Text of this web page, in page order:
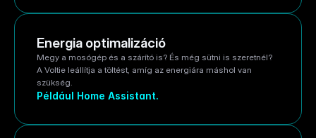
Energia optimalizáció
Megy a mosógép és a szárító is? És még sütni is szeretnél?
A Voltie leállítja a töltést, amíg az energiára máshol van
szükség.
Például Home Assistant.